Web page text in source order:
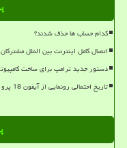
کدام حساب ها حذف شدند؟
اتصال کامل اینترنت بین الملل
دستور جدید ترامپ برای ساخت کامپیوتر
تاریخ احتمالی رونمایی از آیفون 18 پرو و اولترا برملا شد